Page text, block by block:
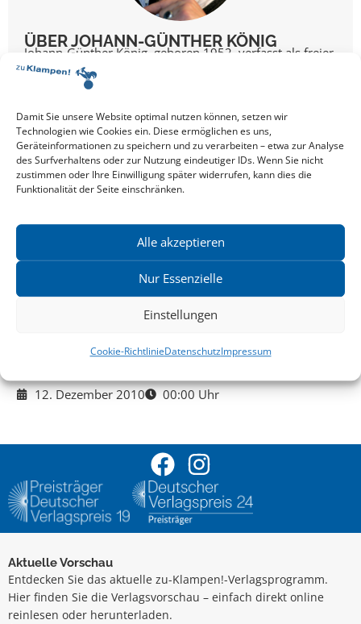
Damit Sie unsere Website optimal nutzen können, setzen wir
Technologien wie Cookies ein. Diese ermöglichen es uns,
Geräteinformationen zu speichern und zu verarbeiten – etwa zur Analyse
des Surfverhaltens oder zur Nutzung eindeutiger IDs. Wenn Sie nicht
zustimmen oder Ihre Einwilligung später widerrufen, kann dies die
Funktionalität der Seite einschränken.
Alle akzeptieren
Nur Essenzielle
Einstellungen
Cookie-RichtlinieDatenschutzImpressum
ÜBER JOHANN-GÜNTHER KÖNIG
Johann-Günther König, geboren 1952, verfasst als freier
Autor Werke zu kulturhistorischen, politökonomischen
und Themen rund um die Mobilität des Menschen. Bei
zu Klampen sind von ...
Mehr über Johann-GüntherKönig
EVENT TEILEN
GoogleMaps
12. Dezember 2010
00:00 Uhr
Aktuelle Vorschau
Entdecken Sie das aktuelle zu-Klampen!-Verlagsprogramm.
Hier finden Sie die Verlagsvorschau – einfach direkt online
reinlesen oder herunterladen.